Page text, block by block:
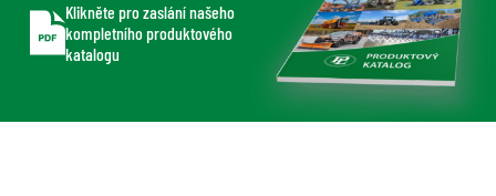
Klikněte pro zaslání našeho
kompletního produktového
katalogu